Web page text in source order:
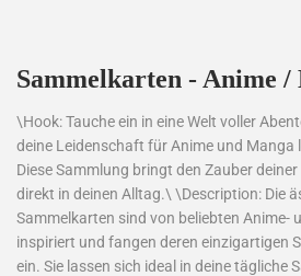
Sammelkarten - Anime /
\Hook: Tauche ein in eine Welt voller
deine Leidenschaft für Anime und Manga
Diese Sammlung bringt den Zauber
direkt in deinen Alltag.\ \Description: Die
Sammelkarten sind von beliebten Anime-
inspiriert und fangen deren einzigartigen
ein. Sie lassen sich ideal in deine tägliche